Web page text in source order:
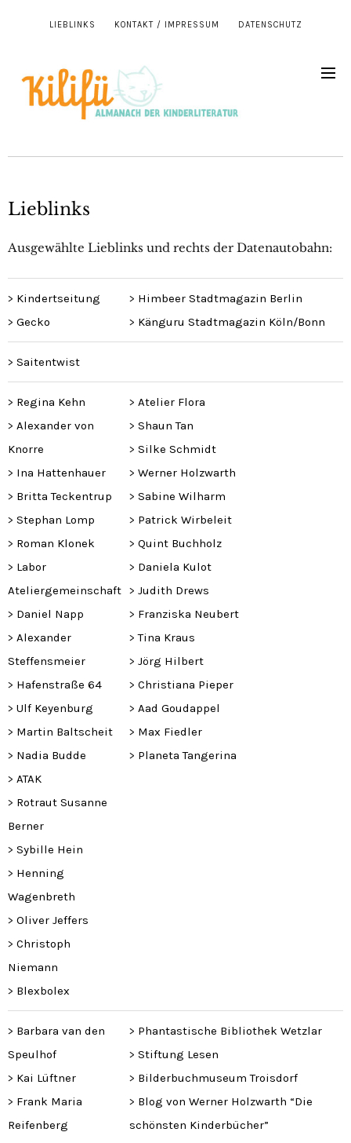
LIEBLINKS KONTAKT / IMPRESSUM DATENSCHUTZ
Lieblinks
Ausgewählte Lieblinks und rechts der Datenautobahn:
> Kindertseitung
> Gecko
> Himbeer Stadtmagazin Berlin
> Känguru Stadtmagazin Köln/Bonn
> Saitentwist
> Regina Kehn
> Alexander von
Knorre
> Ina Hattenhauer
> Britta Teckentrup
> Stephan Lomp
> Roman Klonek
> Labor
Ateliergemeinschaft
> Daniel Napp
> Alexander
Steffensmeier
> Hafenstraße 64
> Ulf Keyenburg
> Martin Baltscheit
> Nadia Budde
> ATAK
> Rotraut Susanne
Berner
> Sybille Hein
> Henning
Wagenbreth
> Oliver Jeffers
> Christoph
Niemann
> Blexbolex
> Atelier Flora
> Shaun Tan
> Silke Schmidt
> Werner Holzwarth
> Sabine Wilharm
> Patrick Wirbeleit
> Quint Buchholz
> Daniela Kulot
> Judith Drews
> Franziska Neubert
>Tina Kraus
> Jörg Hilbert
> Christiana Pieper
> Aad Goudappel
> Max Fiedler
> Planeta Tangerina
> Barbara van den
Speulhof
> Kai Lüftner
> Frank Maria
Reifenberg
> Phantastische Bibliothek Wetzlar
> Stiftung Lesen
> Bilderbuchmuseum Troisdorf
> Blog von Werner Holzwarth “Die
schönsten Kinderbücher”